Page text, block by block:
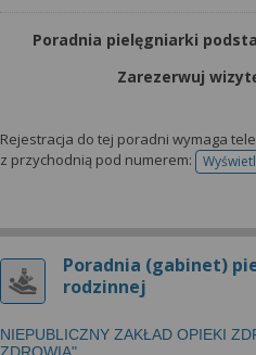
Poradnia pielęgniarki
Zarezerwuj
Rejestracja do tej poradni wymaga
z przychodnią pod numerem:
Poradnia (gabinet)
rodzinnej
NIEPUBLICZNY ZAKŁAD OPIEKI